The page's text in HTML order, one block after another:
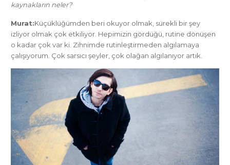
kaynakların neler?
Murat:Küçüklüğümden beri okuyor olmak, sürekli bir şey
izliyor olmak çok etkiliyor. Hepimizin gördüğü, rutine dönüşen
o kadar çok var ki. Zihnimde rutinleştirmeden algılamaya
çalışıyorum. Çok sarsıcı şeyler, çok olağan algılanıyor artık.